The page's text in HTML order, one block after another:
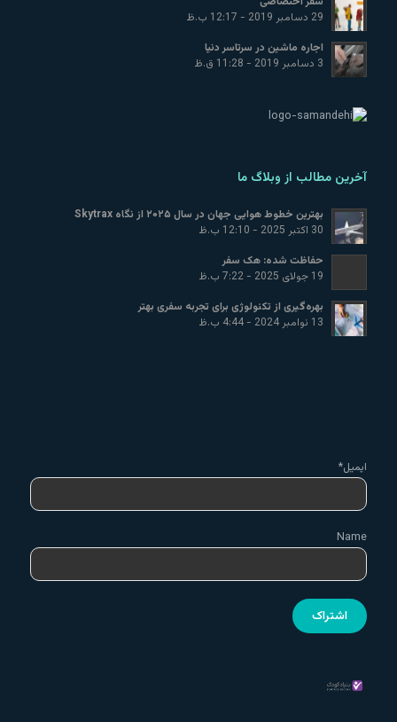
29 دسامبر 2019 - 12:17 ب.ظ
اجاره ماشین در سرتاسر دنیا
3 دسامبر 2019 - 11:28 ق.ظ
آخرین مطالب از وبلاگ ما
بهترین خطوط هوایی جهان در سال ۲۰۲۵ از نگاه Skytrax
30 اکتبر 2025 - 12:10 ب.ظ
حفاظت شده: هک سفر
19 جولای 2025 - 7:22 ب.ظ
بهره‌گیری از تکنولوژی برای تجربه سفری بهتر
13 نوامبر 2024 - 4:44 ب.ظ
ایمیل*
Name